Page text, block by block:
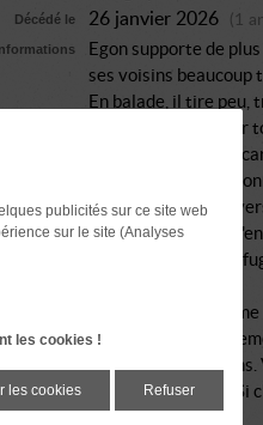
Décédé le 26 janvier 2026 (1
Egon supporte de
ses voisins beaucoup
En balade, il tire peu,
ressourcer, de sentir
découvrir le monde
Il reste cependant
l'appelle, il revient
En ce qui concerne
tenu du stress du
Ce loulou assez
pourra vivre
des jeux et des
alors est-ce vous ?
publicités sur ce site web
sur le site (Analyses
les cookies !
les cookies Refuser